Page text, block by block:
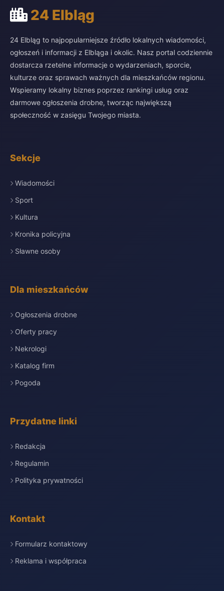
24 Elbląg
24 Elbląg to najpopularniejsze źródło lokalnych wiadomości,
ogłoszeń i informacji z Elbląga i okolic. Nasz portal codziennie
dostarcza rzetelne informacje o wydarzeniach, sporcie,
kulturze oraz sprawach ważnych dla mieszkańców regionu.
Wspieramy lokalny biznes poprzez rankingi usług oraz
darmowe ogłoszenia drobne, tworząc największą
społeczność w zasięgu Twojego miasta.
Sekcje
Wiadomości
Sport
Kultura
Kronika policyjna
Sławne osoby
Dla mieszkańców
Ogłoszenia drobne
Oferty pracy
Nekrologi
Katalog firm
Pogoda
Przydatne linki
Redakcja
Regulamin
Polityka prywatności
Kontakt
Formularz kontaktowy
Reklama i współpraca